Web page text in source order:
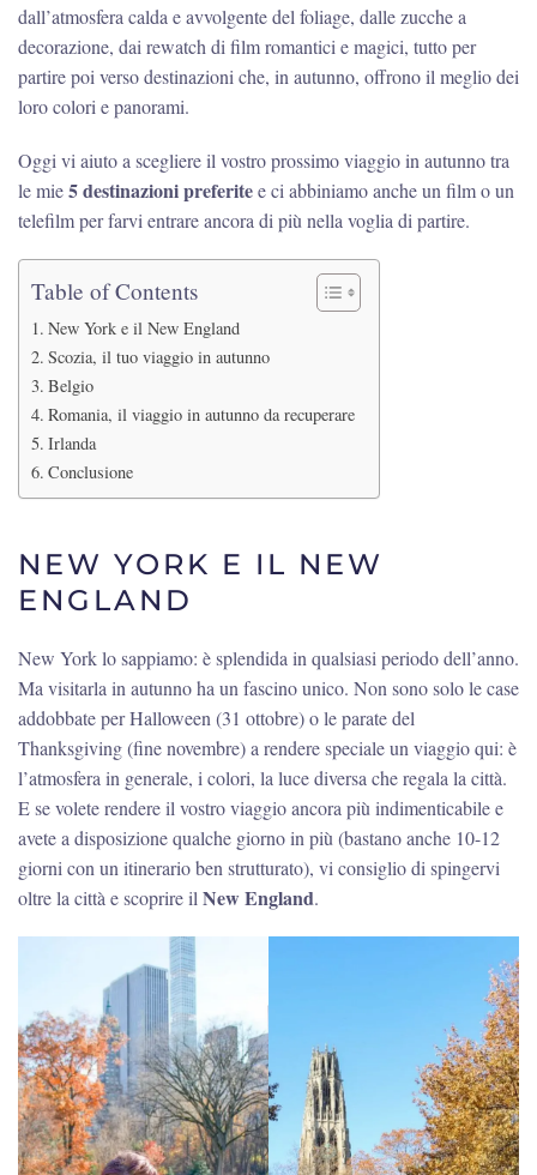
dall’atmosfera calda e avvolgente del foliage, dalle zucche a
decorazione, dai rewatch di film romantici e magici, tutto per
partire poi verso destinazioni che, in autunno, offrono il meglio dei
loro colori e panorami.
Oggi vi aiuto a scegliere il vostro prossimo viaggio in autunno tra
le mie5 destinazioni preferitee ci abbiniamo anche un film o un
telefilm per farvi entrare ancora di più nella voglia di partire.
Table of Contents
New York e il New England
Scozia, il tuo viaggio in autunno
Belgio
Romania, il viaggio in autunno da recuperare
Irlanda
Conclusione
NEW YORK E IL NEW
ENGLAND
New York lo sappiamo: è splendida in qualsiasi periodo dell’anno.
Ma visitarla in autunno ha un fascino unico. Non sono solo le case
addobbate per Halloween (31 ottobre) o le parate del
Thanksgiving (fine novembre) a rendere speciale un viaggio qui: è
l’atmosfera in generale, i colori, la luce diversa che regala la città.
E se volete rendere il vostro viaggio ancora più indimenticabile e
avete a disposizione qualche giorno in più (bastano anche 10-12
giorni con un itinerario ben strutturato), vi consiglio di spingervi
oltre la città e scoprire il New England.